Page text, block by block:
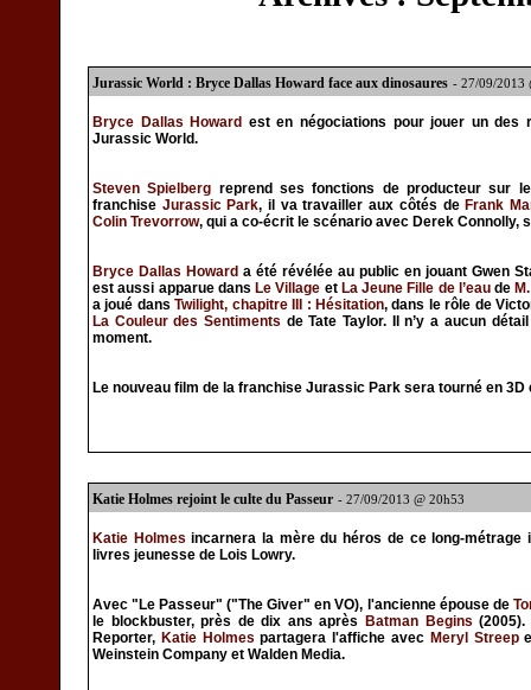
Jurassic World : Bryce Dallas Howard face aux dinosaures - 27/09/2013
Bryce Dallas Howard est en négociations pour jouer un des
Jurassic World.
Steven Spielberg reprend ses fonctions de producteur sur
franchise Jurassic Park, il va travailler aux côtés de Frank
Colin Trevorrow, qui a co-écrit le scénario avec Derek Connolly,
Bryce Dallas Howard a été révélée au public en jouant Gwen
est aussi apparue dans Le Village et La Jeune Fille de l’eaude
a joué dansTwilight, chapitre III : Hésitation, dans le rôle de
La Couleur des Sentiments de Tate Taylor. Il n’y a aucun
moment.
Le nouveau film de la franchise Jurassic Park sera tourné en
Katie Holmes rejoint le culte du Passeur - 27/09/2013 @ 20h53
Katie Holmes incarnera la mère du héros de ce long-métrage
livres jeunesse de Lois Lowry.
Avec "Le Passeur" ("The Giver" en VO), l'ancienne épouse de
le blockbuster, près de dix ans après
Batman Begins
Reporter, Katie Holmes partagera l'affiche avec Meryl Streep
Weinstein Company et Walden Media.